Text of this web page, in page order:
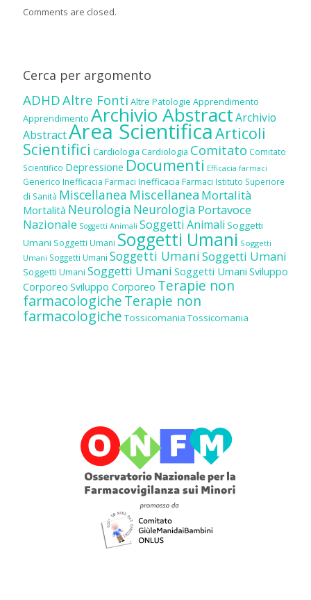
Comments are closed.
Cerca per argomento
ADHDAltre Fonti Altre Patologie Apprendimento
Apprendimento Archivio AbstractArchivio
AbstractArea ScientificaArticoli
Scientifici Cardiologia Cardiologia Comitato Comitato
Scientifico Depressione Documenti Efficacia farmaci
Generico Inefficacia Farmaci Inefficacia Farmaci Istituto Superiore
di Sanità Miscellanea Miscellanea Mortalità
Mortalità Neurologia Neurologia Portavoce
Nazionale Soggetti Animali Soggetti Animali Soggetti
Umani Soggetti Umani Soggetti Umani Soggetti
Umani Soggetti Umani Soggetti UmaniSoggetti Umani
Soggetti Umani Soggetti Umani Soggetti Umani Sviluppo
Corporeo Sviluppo Corporeo Terapie non
farmacologicheTerapie non
farmacologiche Tossicomania Tossicomania